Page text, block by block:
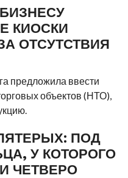
КИОСКИ
ОТСУТСТВИЯ
предложила ввести
объектов (НТО),
ПОД
У КОТОРОГО
ЧЕТВЕРО